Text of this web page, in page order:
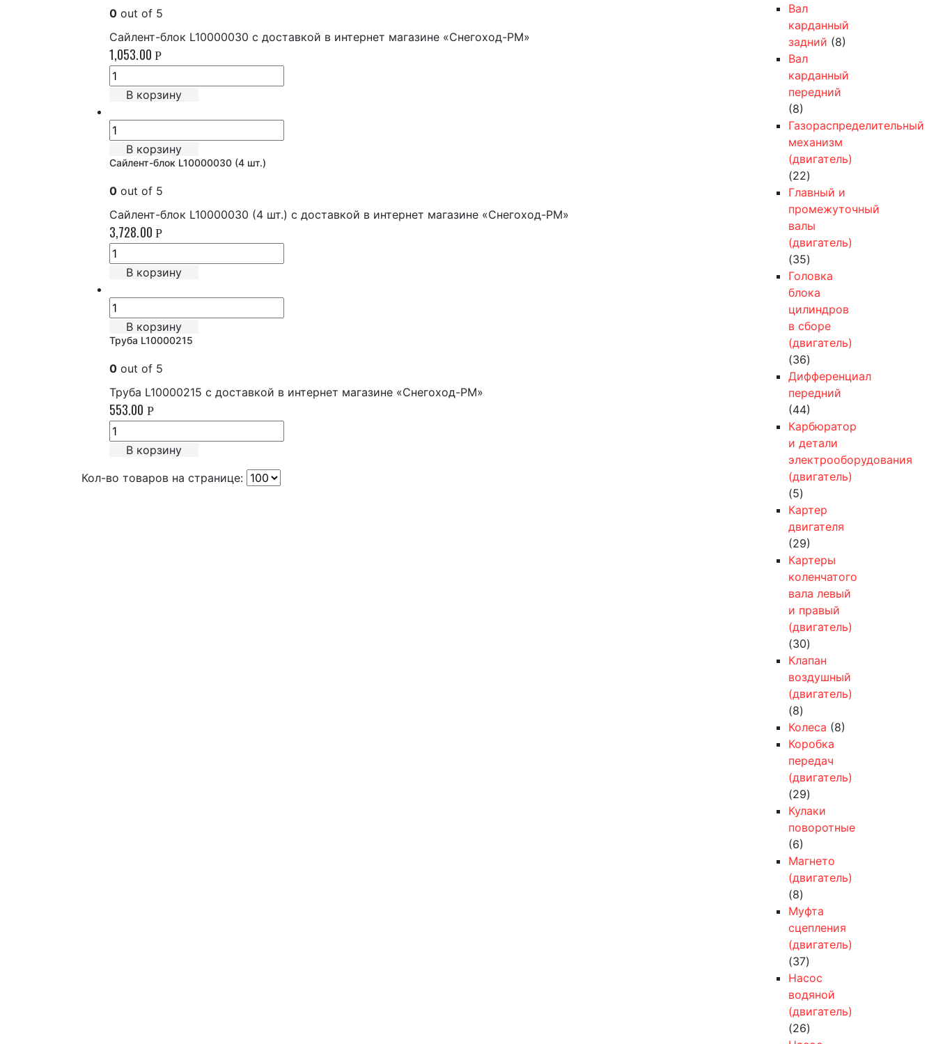
0 out of 5
Сайлент-блок L10000030 с доставкой в интернет магазине «Снегоход-РМ»
1,053.00 Р
В корзину
В корзину
Сайлент-блок L10000030 (4 шт.)
0 out of 5
Сайлент-блок L10000030 (4 шт.) с доставкой в интернет магазине «Снегоход-РМ»
3,728.00 Р
В корзину
В корзину
Труба L10000215
0 out of 5
Труба L10000215 с доставкой в интернет магазине «Снегоход-РМ»
553.00 Р
В корзину
Кол-во товаров на странице:
Вал
карданный
задний (8)
Вал
карданный
передний
(8)
Газораспределительный
механизм
(двигатель)
(22)
Главный и
промежуточный
валы
(двигатель)
(35)
Головка
блока
цилиндров
в сборе
(двигатель)
(36)
Дифференциал
передний
(44)
Карбюратор
и детали
электрооборудования
(двигатель)
(5)
Картер
двигателя
(29)
Картеры
коленчатого
вала левый
и правый
(двигатель)
(30)
Клапан
воздушный
(двигатель)
(8)
Колеса (8)
Коробка
передач
(двигатель)
(29)
Кулаки
поворотные
(6)
Магнето
(двигатель)
(8)
Муфта
сцепления
(двигатель)
(37)
Насос
водяной
(двигатель)
(26)